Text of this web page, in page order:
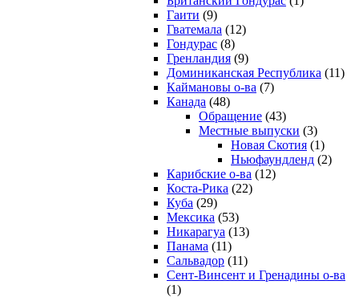
Гаити (9)
Гватемала (12)
Гондурас (8)
Гренландия (9)
Доминиканская Республика (11)
Каймановы о-ва (7)
Канада (48)
Обращение (43)
Местные выпуски (3)
Новая Скотия (1)
Ньюфаундленд (2)
Карибские о-ва (12)
Коста-Рика (22)
Куба (29)
Мексика (53)
Никарагуа (13)
Панама (11)
Сальвадор (11)
Сент-Винсент и Гренадины о-ва
(1)